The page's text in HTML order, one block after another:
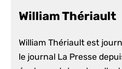
William Thériault
William Thériault est
le journal La Presse